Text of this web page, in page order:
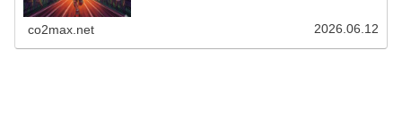
co2max.net 2026.06.12